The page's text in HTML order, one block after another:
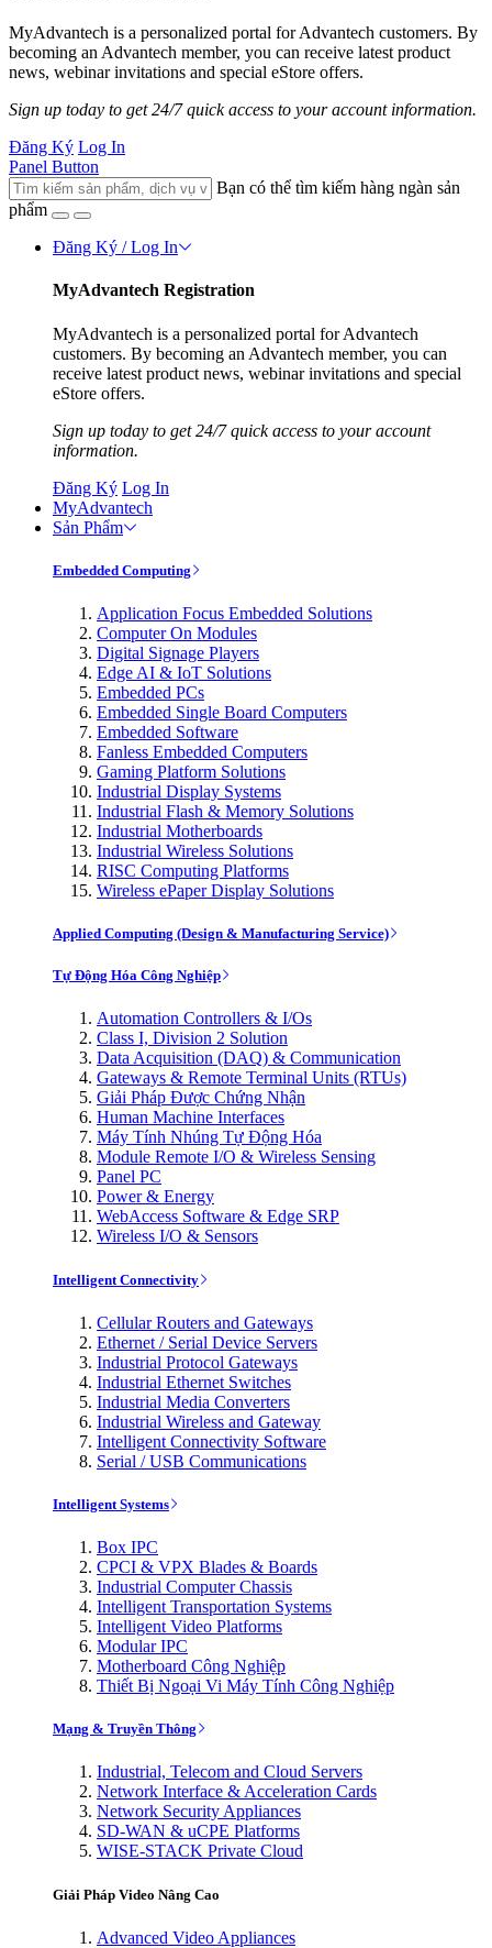
MyAdvantech is a personalized portal for Advantech customers. By
becoming an Advantech member, you can receive latest product
news, webinar invitations and special eStore offers.
Sign up today to get 24/7 quick access to your account information.
Đăng Ký Log In
Panel Button
Bạn có thể tìm kiếm hàng ngàn sản
phẩm
Đăng Ký / Log In
MyAdvantech Registration
MyAdvantech is a personalized portal for Advantech
customers. By becoming an Advantech member, you can
receive latest product news, webinar invitations and special
eStore offers.
Sign up today to get 24/7 quick access to your account
information.
Đăng Ký Log In
MyAdvantech
Sản Phẩm
Embedded Computing
Application Focus Embedded Solutions
Computer On Modules
Digital Signage Players
Edge AI & IoT Solutions
Embedded PCs
Embedded Single Board Computers
Embedded Software
Fanless Embedded Computers
Gaming Platform Solutions
Industrial Display Systems
Industrial Flash & Memory Solutions
Industrial Motherboards
Industrial Wireless Solutions
RISC Computing Platforms
Wireless ePaper Display Solutions
Applied Computing (Design & Manufacturing Service)
Tự Động Hóa Công Nghiệp
Automation Controllers & I/Os
Class I, Division 2 Solution
Data Acquisition (DAQ) & Communication
Gateways & Remote Terminal Units (RTUs)
Giải Pháp Được Chứng Nhận
Human Machine Interfaces
Máy Tính Nhúng Tự Động Hóa
Module Remote I/O & Wireless Sensing
Panel PC
Power & Energy
WebAccess Software & Edge SRP
Wireless I/O & Sensors
Intelligent Connectivity
Cellular Routers and Gateways
Ethernet / Serial Device Servers
Industrial Protocol Gateways
Industrial Ethernet Switches
Industrial Media Converters
Industrial Wireless and Gateway
Intelligent Connectivity Software
Serial / USB Communications
Intelligent Systems
Box IPC
CPCI & VPX Blades & Boards
Industrial Computer Chassis
Intelligent Transportation Systems
Intelligent Video Platforms
Modular IPC
Motherboard Công Nghiệp
Thiết Bị Ngoại Vi Máy Tính Công Nghiệp
Mạng & Truyền Thông
Industrial, Telecom and Cloud Servers
Network Interface & Acceleration Cards
Network Security Appliances
SD-WAN & uCPE Platforms
WISE-STACK Private Cloud
Giải Pháp Video Nâng Cao
Advanced Video Appliances